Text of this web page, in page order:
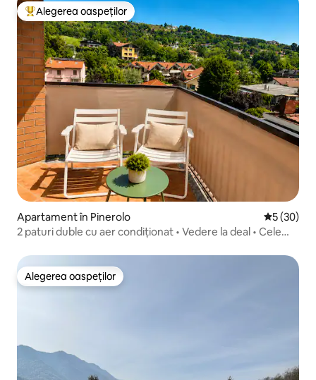
Locuință din topul categoriei Alegerea oaspeților
Alegerea oaspeților
Apartament în Pinerolo Scor
5 (30)
2 paturi duble cu aer condiționat • Vedere la deal • Cele
Alegerea oaspeților
Alegerea oaspeților